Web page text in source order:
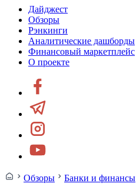
Дайджест
Обзоры
Рэнкинги
Аналитические дашборды
Финансовый маркетплейс
О проекте
Обзоры Банки и финансы